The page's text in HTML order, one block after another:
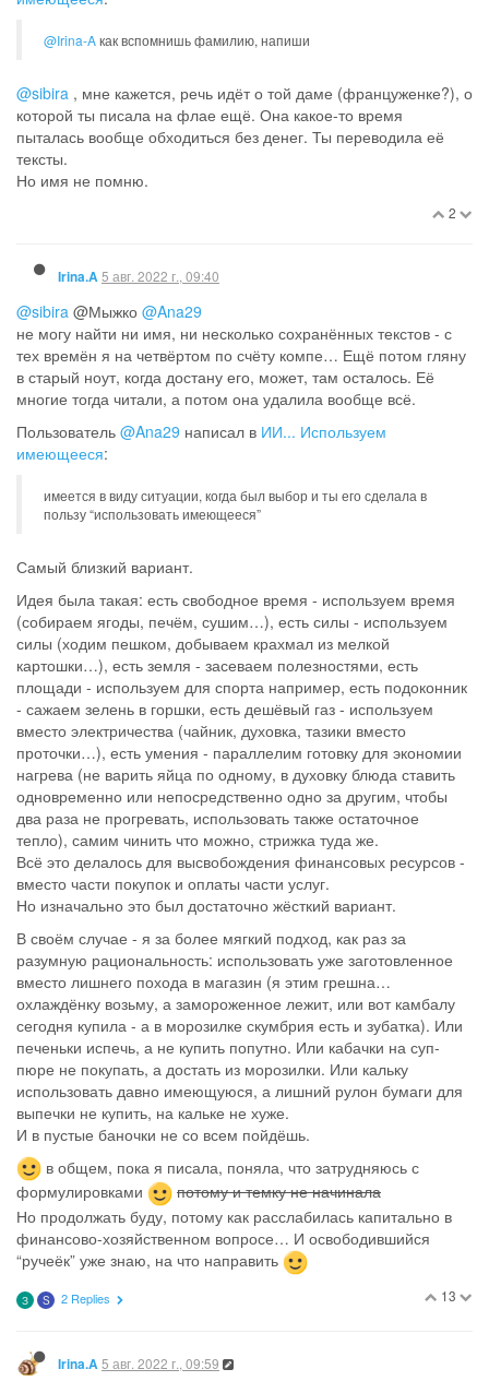
@Irina-Aкак вспомнишь фамилию, напиши
@sibira , мне кажется, речь идёт о той даме (француженке?), о
которой ты писала на флае ещё. Она какое-то время
пыталась вообще обходиться без денег. Ты переводила её
тексты.
Но имя не помню.
2
Irina.A5 авг. 2022 г., 09:40
@sibira @Мыжко @Ana29
не могу найти ни имя, ни несколько сохранённых текстов - с
тех времён я на четвёртом по счёту компе… Ещё потом гляну
в старый ноут, когда достану его, может, там осталось. Её
многие тогда читали, а потом она удалила вообще всё.
Пользователь @Ana29 написал в ИИ... Используем
имеющееся:
имеется в виду ситуации, когда был выбор и ты его сделала в
пользу “использовать имеющееся”
Самый близкий вариант.
Идея была такая: есть свободное время - используем время
(собираем ягоды, печём, сушим…), есть силы - используем
силы (ходим пешком, добываем крахмал из мелкой
картошки…), есть земля - засеваем полезностями, есть
площади - используем для спорта например, есть подоконник
- сажаем зелень в горшки, есть дешёвый газ - используем
вместо электричества (чайник, духовка, тазики вместо
проточки…), есть умения - параллелим готовку для экономии
нагрева (не варить яйца по одному, в духовку блюда ставить
одновременно или непосредственно одно за другим, чтобы
два раза не прогревать, использовать также остаточное
тепло), самим чинить что можно, стрижка туда же.
Всё это делалось для высвобождения финансовых ресурсов -
вместо части покупок и оплаты части услуг.
Но изначально это был достаточно жёсткий вариант.
В своём случае - я за более мягкий подход, как раз за
разумную рациональность: использовать уже заготовленное
вместо лишнего похода в магазин (я этим грешна…
охлаждёнку возьму, а замороженное лежит, или вот камбалу
сегодня купила - а в морозилке скумбрия есть и зубатка). Или
печеньки испечь, а не купить попутно. Или кабачки на суп-
пюре не покупать, а достать из морозилки. Или кальку
использовать давно имеющуюся, а лишний рулон бумаги для
выпечки не купить, на кальке не хуже.
И в пустые баночки не со всем пойдёшь.
в общем, пока я писала, поняла, что затрудняюсь с
формулировками
потому и темку не начинала
Но продолжать буду, потому как расслабилась капитально в
финансово-хозяйственном вопросе… И освободившийся
“ручеёк” уже знаю, на что направить
13
З S 2 Replies
Irina.A5 авг. 2022 г., 09:59